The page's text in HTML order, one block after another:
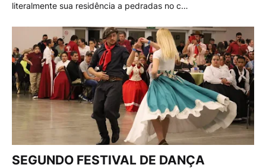
literalmente sua residência a pedradas no c…
SEGUNDO FESTIVAL DE DANÇA